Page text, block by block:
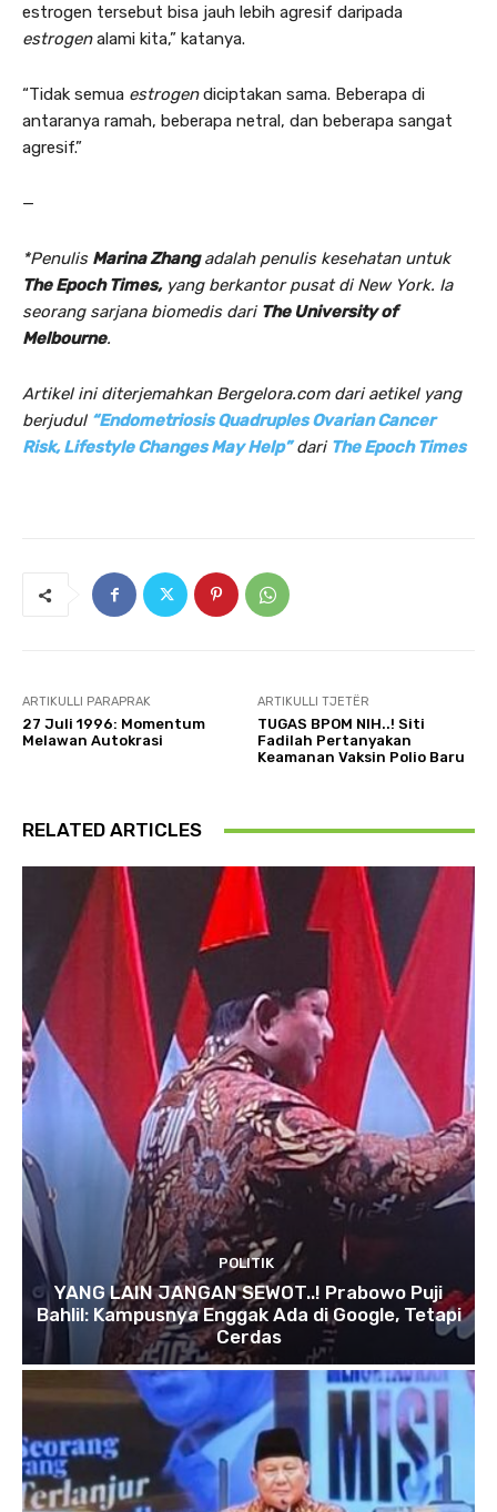
estrogen tersebut bisa jauh lebih agresif daripada
estrogenalami kita,” katanya.
“Tidak semua estrogendiciptakan sama. Beberapa di
antaranya ramah, beberapa netral, dan beberapa sangat
agresif.”
—
*Penulis Marina Zhangadalah penulis kesehatan untuk
The Epoch Times,yang berkantor pusat di New York. Ia
seorang sarjana biomedis dari The University of
Melbourne.
Artikel ini diterjemahkan Bergelora.com dari aetikel yang
berjudul “Endometriosis Quadruples Ovarian Cancer
Risk, Lifestyle Changes May Help”dari The Epoch Times
ARTIKULLI PARAPRAK
27 Juli 1996: Momentum
Melawan Autokrasi
ARTIKULLI TJETËR
TUGAS BPOM NIH..! Siti
Fadilah Pertanyakan
Keamanan Vaksin Polio Baru
RELATED ARTICLES
POLITIK
YANG LAIN JANGAN SEWOT..! Prabowo Puji
Bahlil: Kampusnya Enggak Ada di Google, Tetapi
Cerdas